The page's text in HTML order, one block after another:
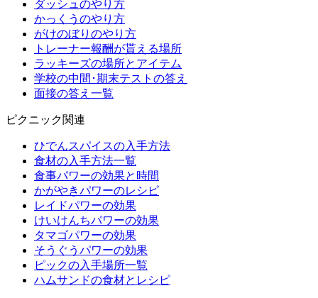
ダッシュのやり方
かっくうのやり方
がけのぼりのやり方
トレーナー報酬が貰える場所
ラッキーズの場所とアイテム
学校の中間･期末テストの答え
面接の答え一覧
ピクニック関連
ひでんスパイスの入手方法
食材の入手方法一覧
食事パワーの効果と時間
かがやきパワーのレシピ
レイドパワーの効果
けいけんちパワーの効果
タマゴパワーの効果
そうぐうパワーの効果
ピックの入手場所一覧
ハムサンドの食材とレシピ